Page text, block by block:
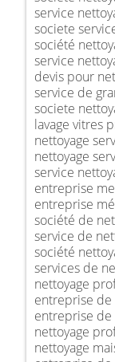
service
societe
société
service
devis pour
service de
societe
lavage vitres
nettoyage
nettoyage
service
entreprise
entreprise
société de
service de
société
services de
nettoyage
entreprise de
entreprise
nettoyage
nettoyage